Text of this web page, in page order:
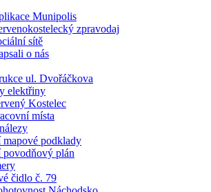
Munipolis
zpravodaj
sítě
o nás
ul. Dvořáčkova
elektřiny
Kostelec
místa
podklady
plán
čidlo č. 79